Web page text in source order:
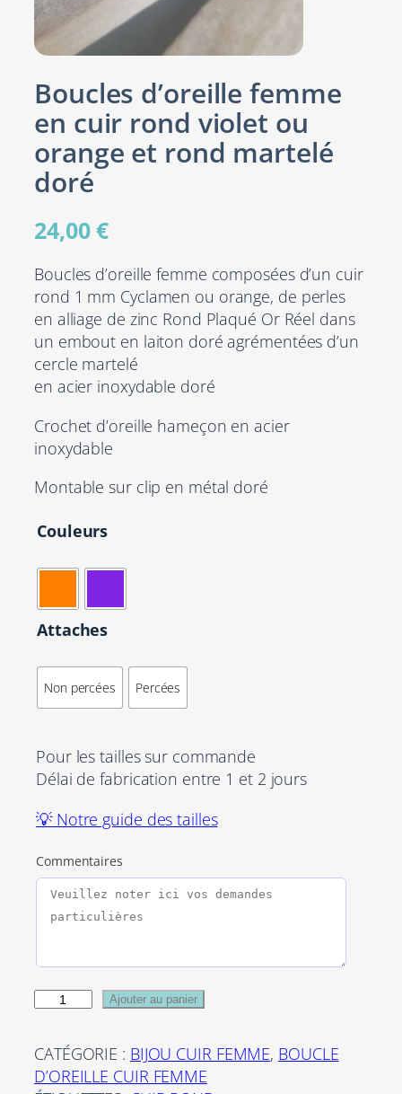
Boucles d’oreille femme
en cuir rond violet ou
orange et rond martelé
doré
24,00€
Boucles d’oreille femme composées d’un cuir
rond 1 mm Cyclamen ou orange, de perles
en alliage de zinc Rond Plaqué Or Réel dans
un embout en laiton doré agrémentées d’un
cercle martelé
en acier inoxydable doré
Crochet d’oreille hameçon en acier
inoxydable
Montable sur clip en métal doré
Couleurs
Attaches
Non percées Percées
Pour les tailles sur commande
Délai de fabrication entre 1 et 2 jours
💡 Notre guide des tailles
Commentaires
a
n
Ajouter au panier
CATÉGORIE : BIJOU CUIR FEMME, BOUCLE
D’OREILLE CUIR FEMME